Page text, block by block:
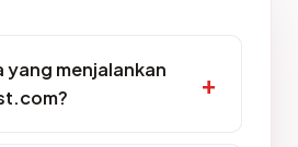
yang menjalankan